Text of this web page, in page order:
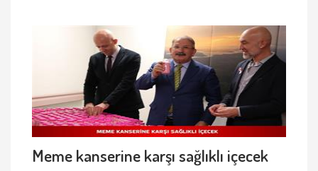
Meme kanserine karşı sağlıklı içecek